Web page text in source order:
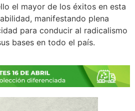
el mayor de los éxitos en esta
manifestando plena
para conducir al radicalismo
bases en todo el país.